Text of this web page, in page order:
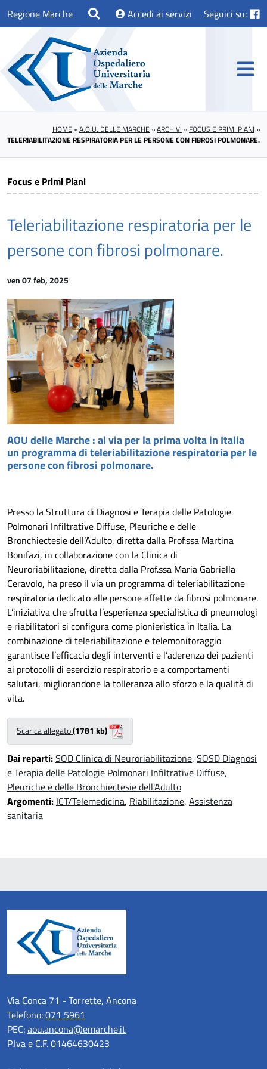
Regione Marche Accedi ai servizi Seguici su:
HOME »A.O.U. DELLE MARCHE »ARCHIVI » FOCUS E PRIMI PIANI »
TELERIABILITAZIONE RESPIRATORIA PER LE PERSONE CON FIBROSI POLMONARE.
Focus e Primi Piani
Teleriabilitazione respiratoria per le
persone con fibrosi polmonare.
ven 07 feb, 2025
AOU delle Marche : al via per la prima volta in Italia
un programma di teleriabilitazione respiratoria per le
persone con fibrosi polmonare.
Presso la Struttura di Diagnosi e Terapia delle Patologie
Polmonari Infiltrative Diffuse, Pleuriche e delle
Bronchiectesie dell’Adulto, diretta dalla Prof.ssa Martina
Bonifazi, in collaborazione con la Clinica di
Neuroriabilitazione, diretta dalla Prof.ssa Maria Gabriella
Ceravolo, ha preso il via un programma di teleriabilitazione
respiratoria dedicato alle persone affette da fibrosi polmonare.
L’iniziativa che sfrutta l’esperienza specialistica di pneumologi
e riabilitatori si configura come pionieristica in Italia. La
combinazione di teleriabilitazione e telemonitoraggio
garantisce l’efficacia degli interventi e l’aderenza dei pazienti
ai protocolli di esercizio respiratorio e a comportamenti
salutari, migliorandone latolleranza allo sforzo e la qualità di
vita.
Scarica allegato(1781 kb)
Dai reparti:SOD Clinica di Neuroriabilitazione, SOSD Diagnosi
e Terapia delle Patologie Polmonari Infiltrative Diffuse,
Pleuriche e delle Bronchiectesie dell'Adulto
Argomenti: ICT/Telemedicina, Riabilitazione, Assistenza
sanitaria
Via Conca 71 - Torrette, Ancona
Telefono:071 5961
PEC:aou.ancona@emarche.it
P.Iva e C.F. 01464630423